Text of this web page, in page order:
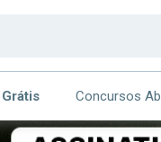
Concursos